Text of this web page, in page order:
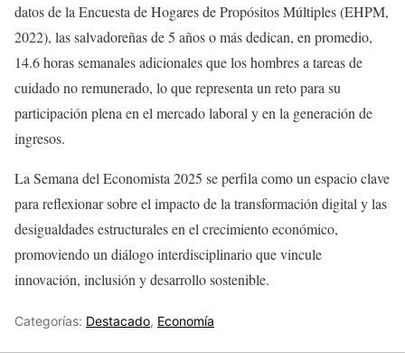
datos de la Encuesta de Hogares de Propósitos Múltiples (EHPM,
2022), las salvadoreñas de 5 años o más dedican, en promedio,
14.6 horas semanales adicionales que los hombres a tareas de
cuidado no remunerado, lo que representa un reto para su
participación plena en el mercado laboral y en la generación de
ingresos.
La Semana del Economista 2025 se perfila como un espacio clave
para reflexionar sobre el impacto de la transformación digital y las
desigualdades estructurales en el crecimiento económico,
promoviendo un diálogo interdisciplinario que vincule
innovación, inclusión y desarrollo sostenible.
Categorías: Destacado, Economía